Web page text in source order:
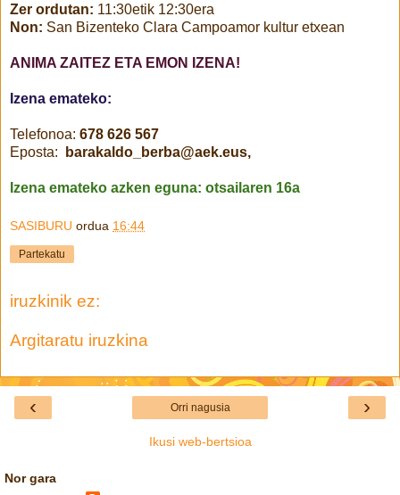
Zer ordutan: 11:30etik 12:30era
Non: San Bizenteko Clara Campoamor kultur etxean
ANIMA ZAITEZ ETA EMON IZENA!
Izena emateko:
Telefonoa: 678 626 567
Eposta:
barakaldo_berba@aek.eus,
Izena emateko azken eguna: otsailaren 16a
SASIBURU ordua 16:44
Partekatu
iruzkinik ez:
Argitaratu iruzkina
‹ ›
Orri nagusia
Ikusi web-bertsioa
Nor gara